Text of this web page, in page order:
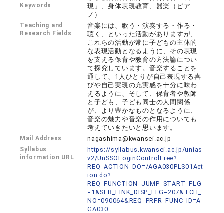
Keywords
現」、身体表現教育、器楽（ピア
ノ）
Teaching and
Research Fields
音楽には、歌う・演奏する・作る・
聴く、といった活動がありますが、
これらの活動が常に子どもの主体的
な表現活動となるように、その表現
を支える保育や教育の方法論につい
て探究しています。音楽することを
通して、1人ひとりが自己表現する喜
びや自己実現の充実感を十分に味わ
えるように、そして、保育者や教師
と子ども、子ども同士の人間関係
が、より豊かなものとなるように、
音楽の魅力や音楽の作用についても
考えていきたいと思います。
Mail Address nagashima@kwansei.ac.jp
Syllabus
information URL
https://syllabus.kwansei.ac.jp/unias
v2/UnSSOLoginControlFree?
REQ_ACTION_DO=/AGA030PLS01Act
ion.do?
REQ_FUNCTION_JUMP_START_FLG
=1&SLB_LINK_DISP_FLG=207&TCH_
NO=090064&REQ_PRFR_FUNC_ID=A
GA030